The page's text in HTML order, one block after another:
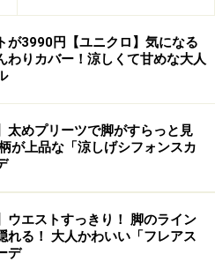
シルエットを引き締めて 出
、全体的にふんわりしたシル
の調整や着こなしによって印
の利くアイテムです。
クロの「ストレッチダブルフ
わせて。ウエストインする
が3990円【ユニクロ】気になる
わりカバー！涼しくて甘めな大人
太めプリーツで脚がすらっと見
が上品な「涼しげシフォンスカ
ウエストすっきり！ 脚のライン
れる！ 大人かわいい「フレアス
デ